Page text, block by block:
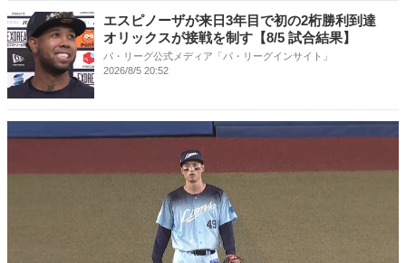
エスピノーザが来日3年目で初の2桁勝利到達
オリックスが接戦を制す【8/5 試合結果】
パ・リーグ公式メディア「パ・リーグインサイト」
2026/8/5 20:52